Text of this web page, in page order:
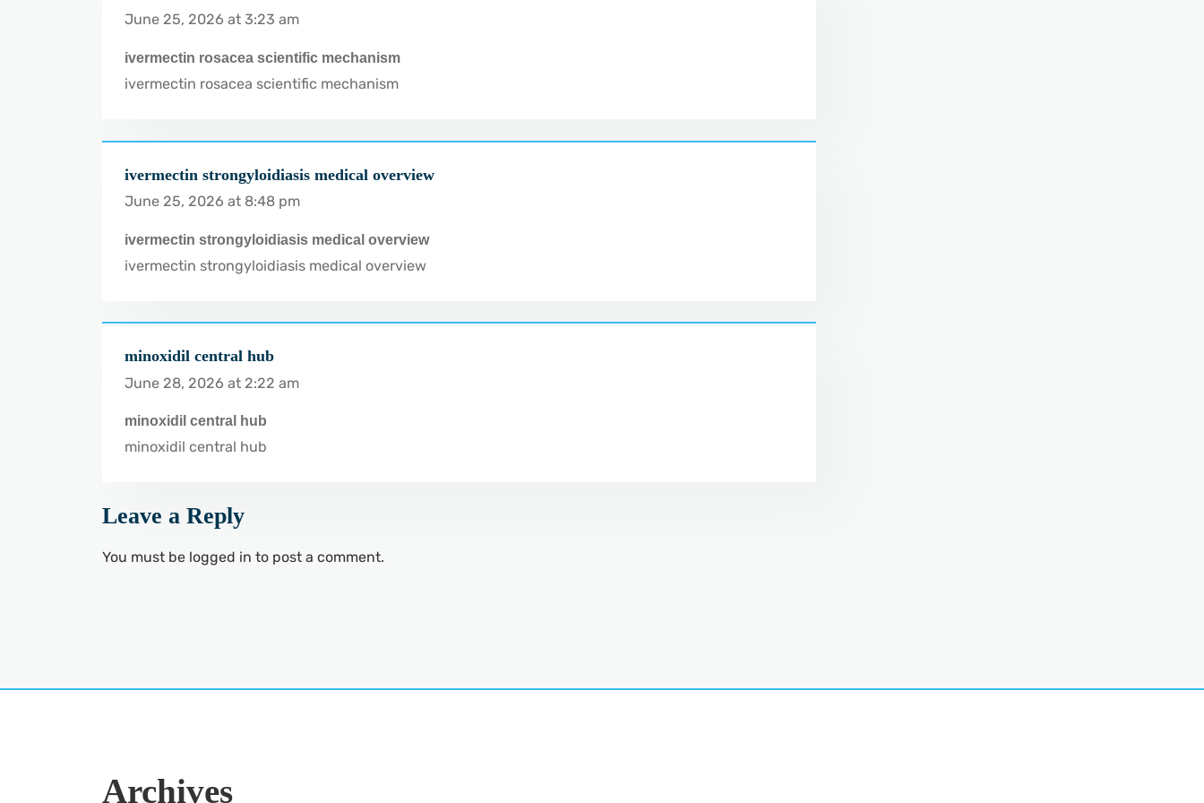
June 25, 2026 at 3:23 am
ivermectin rosacea scientific mechanism
ivermectin rosacea scientific mechanism
ivermectin strongyloidiasis medical overview
June 25, 2026 at 8:48 pm
ivermectin strongyloidiasis medical overview
ivermectin strongyloidiasis medical overview
minoxidil central hub
June 28, 2026 at 2:22 am
minoxidil central hub
minoxidil central hub
Leave a Reply
You must be logged in to post a comment.
Archives